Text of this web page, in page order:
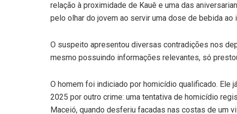
relação à proximidade de Kauê e uma das
pelo olhar do jovem ao servir uma dose de bebida ao
O suspeito apresentou diversas contradições nos
mesmo possuindo informações relevantes, só
O homem foi indiciado por homicídio qualificado. Ele
2025 por outro crime: uma tentativa de homicídio
Maceió, quando desferiu facadas nas costas de um